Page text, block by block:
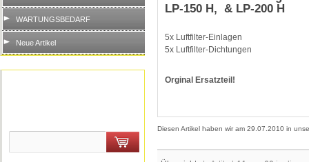
WARTUNGSBEDARF
Neue Artikel
LP-150 H, & LP-200 H
5x Luftfilter-Einlagen
5x Luftfilter-Dichtungen
Orginal Ersatzteil!
Diesen Artikel haben wir am 29.07.2010 in